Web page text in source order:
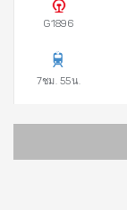
G1896
7ชม. 55น.